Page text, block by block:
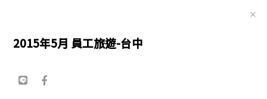
EN
歷年尾牙餐會
2015年5月 員工旅遊-台中
×